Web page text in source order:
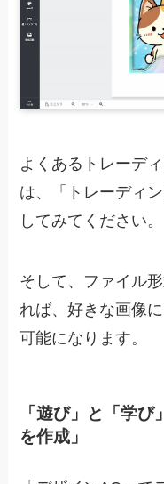
よくあるトレーデ
は、「トレーディ
してみてください。
そして、ファイル
れば、好きな画像
可能になります。
「遊び」と「学
を作成」